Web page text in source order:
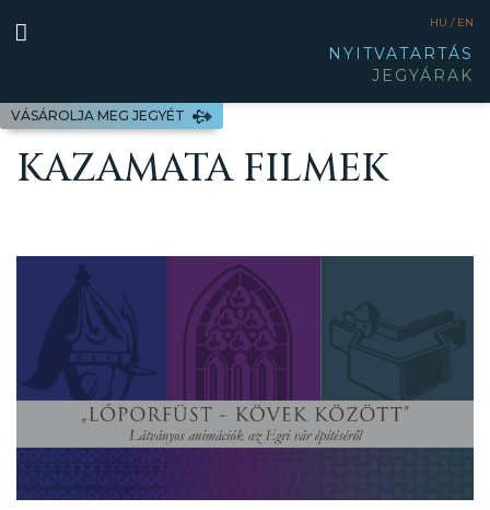
VÁSÁROLJA MEG JEGYÉT
HU / EN
NYITVATARTÁS
JEGYÁRAK
KAZAMATA FILMEK